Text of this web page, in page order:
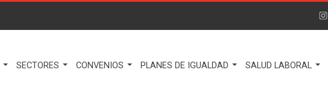
SECTORES CONVENIOS PLANES DE IGUALDAD SALUD LABORAL